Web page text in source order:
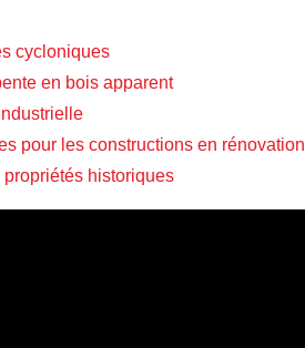
cycloniques
en bois apparent
pour les constructions en rénovation
historiques